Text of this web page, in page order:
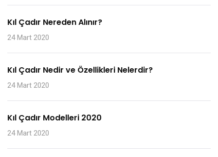
Kıl Çadır Nereden Alınır?
24 Mart 2020
Kıl Çadır Nedir ve Özellikleri Nelerdir?
24 Mart 2020
Kıl Çadır Modelleri 2020
24 Mart 2020